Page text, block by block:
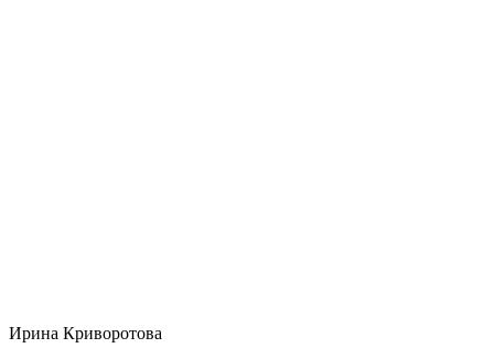
Ирина Криворотова